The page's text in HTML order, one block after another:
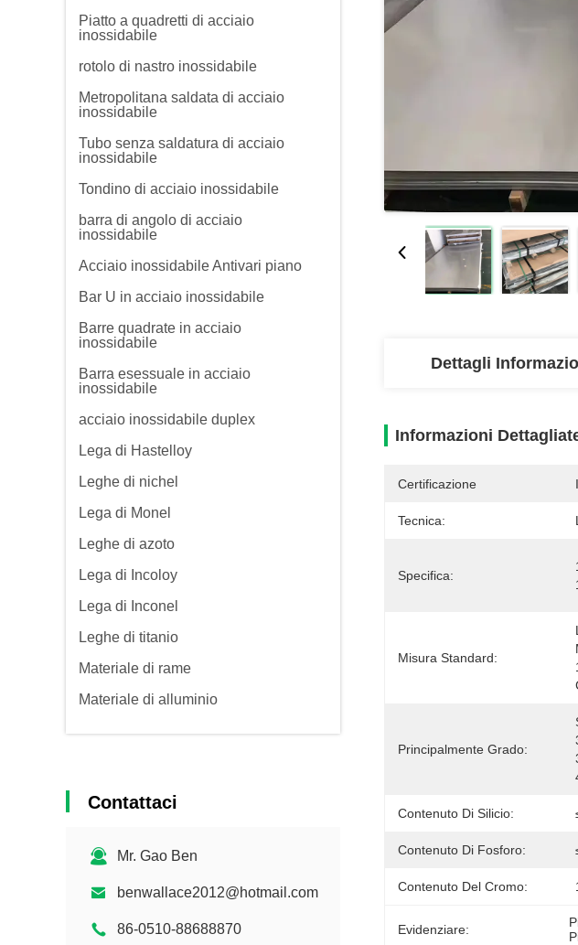
Piatto a quadretti di acciaio
inossidabile
rotolo di nastro inossidabile
Metropolitana saldata di acciaio
inossidabile
Tubo senza saldatura di acciaio
inossidabile
Tondino di acciaio inossidabile
barra di angolo di acciaio
inossidabile
Acciaio inossidabile Antivari piano
Bar U in acciaio inossidabile
Barre quadrate in acciaio
inossidabile
Barra esessuale in acciaio
inossidabile
acciaio inossidabile duplex
Lega di Hastelloy
Leghe di nichel
Lega di Monel
Leghe di azoto
Lega di Incoloy
Lega di Inconel
Leghe di titanio
Materiale di rame
Materiale di alluminio
Contattaci
Mr. Gao Ben
benwallace2012@hotmail.com
86-0510-88688870
Dettagli
Informazioni
Certificazione
Tecnica:
Specifica:
Misura Standard:
Principalmente Grado:
Contenuto Di Silicio:
Contenuto Di Fosforo:
Contenuto Del Cromo:
Evidenziare: